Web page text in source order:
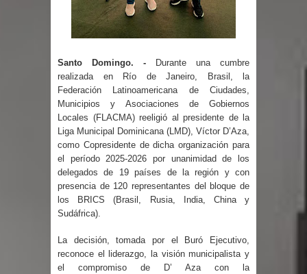
gran parte del territorio nacional
frontera en masa para entrar a
España
TC declara inconstitucional decreto
sobre horarios de venta de alcohol
vigente desde 2006 y exige ley del
Presidente LMD Víctor D´Aza
Santo Domingo. - Durante una cumbre
realizada en Río de Janeiro, Brasil, la
Federación Latinoamericana de Ciudades,
Municipios y Asociaciones de Gobiernos
Locales (FLACMA) reeligió al presidente de la
Liga Municipal Dominicana (LMD), Víctor D’Aza,
como Copresidente de dicha organización para
el período 2025-2026 por unanimidad de los
delegados de 19 países de la región y con
presencia de 120 representantes del bloque de
los BRICS (Brasil, Rusia, India, China y
Sudáfrica).
La decisión, tomada por el Buró Ejecutivo,
reconoce el liderazgo, la visión municipalista y
el compromiso de D’ Aza con la